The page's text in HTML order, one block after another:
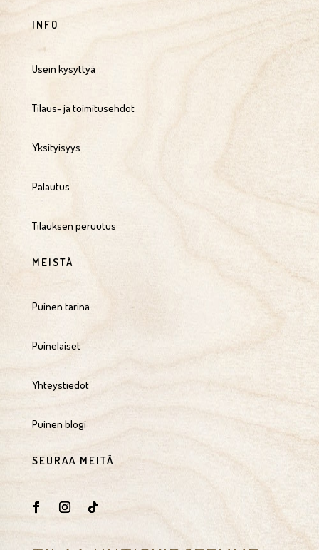
INFO
Usein kysyttyä
Tilaus- ja toimitusehdot
Yksityisyys
Palautus
Tilauksen peruutus
MEISTÄ
Puinen tarina
Puinelaiset
Yhteystiedot
Puinen blogi
SEURAA MEITÄ